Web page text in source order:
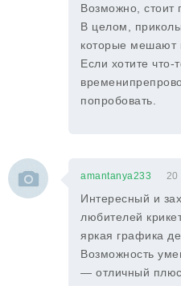
Возможно, стоит
В целом,
которые мешают
Если хотите что-
попробовать.
amantanya233 20
Интересный и
любителей
яркая графика
Возможность
— отличный